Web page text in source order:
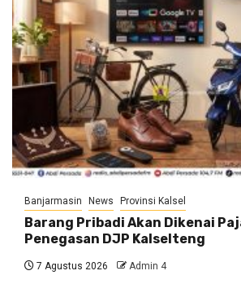
Banjarmasin News Provinsi Kalsel
Barang Pribadi Akan Dikenai
Penegasan DJP Kalselteng
7 Agustus 2026 Admin 4